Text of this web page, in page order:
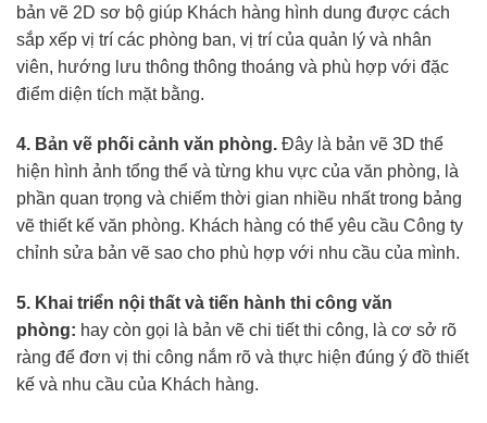
bản vẽ 2D sơ bộ giúp Khách hàng hình dung được cách
sắp xếp vị trí các phòng ban, vị trí của quản lý và nhân
viên, hướng lưu thông thông thoáng và phù hợp với đặc
điểm diện tích mặt bằng.
4. Bản vẽ phối cảnh văn phòng. Đây là bản vẽ 3D thể
hiện hình ảnh tổng thể và từng khu vực của văn phòng, là
phần quan trọng và chiếm thời gian nhiều nhất trong bảng
vẽ thiết kế văn phòng. Khách hàng có thể yêu cầu Công ty
chỉnh sửa bản vẽ sao cho phù hợp với nhu cầu của mình.
5. Khai triển nội thất và tiến hành thi công văn
phòng: hay còn gọi là bản vẽ chi tiết thi công, là cơ sở rõ
ràng để đơn vị thi công nắm rõ và thực hiện đúng ý đồ thiết
kế và nhu cầu của Khách hàng.